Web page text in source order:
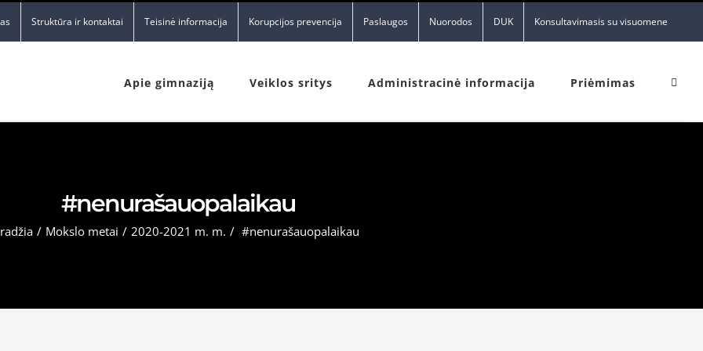
Struktūra ir kontaktai Teisinė informacija Korupcijos prevencija Paslaugos Nuorodos DUK Konsultavimasis su visuomene
Apie gimnaziją Veiklos sritys Administracinė informacija Priėmimas
#nenurašauopalaikau
/ Mokslo metai / 2020-2021 m. m. / #nenurašauopalaikau